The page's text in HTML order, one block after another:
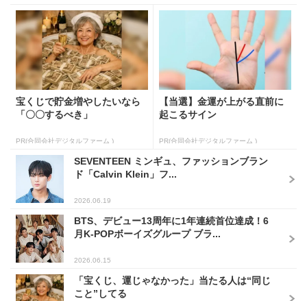
宝くじで貯金増やしたいなら
「〇〇するべき」
PR(合同会社デジタルファーム )
【当選】金運が上がる直前に
起こるサイン
PR(合同会社デジタルファーム )
SEVENTEEN ミンギュ、ファッションブラン
ド「Calvin Klein」フ...
2026.06.19
BTS、デビュー13周年に1年連続首位達成！6
月K-POPボーイズグループ ブラ...
2026.06.15
「宝くじ、運じゃなかった」当たる人は“同じ
こと”してる